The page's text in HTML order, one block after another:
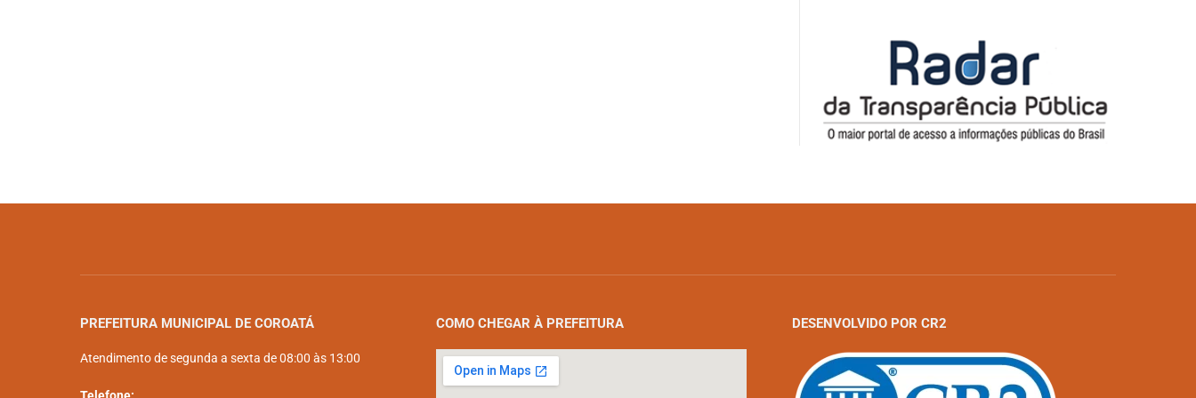
PREFEITURA MUNICIPAL DE COROATÁ
Atendimento de segunda a sexta de 08:00 às 13:00
COMO CHEGAR À PREFEITURA DESENVOLVIDO POR CR2